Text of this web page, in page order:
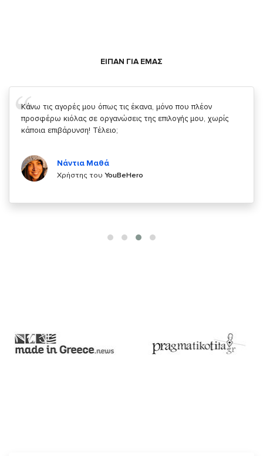
ΕΙΠΑΝ ΓΙΑ ΕΜΑΣ
Σας ευχαριστώ που μας δίνετε την δυνατότητα να κάνουμε
κάτι!
Χρήστης τουYouBeHero